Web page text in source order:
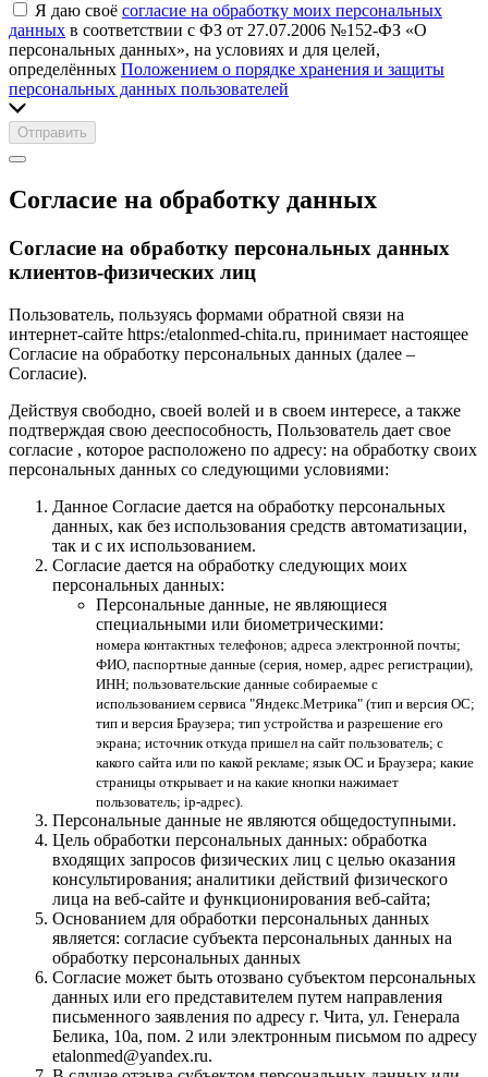
Я даю своё согласие на обработку моих персональных
данных в соответствии с ФЗ от 27.07.2006 №152-ФЗ «О
персональных данных», на условиях и для целей,
определённых Положением о порядке хранения и защиты
персональных данных пользователей
Отправить
Согласие на обработку данных
Согласие на обработку персональных данных
клиентов-физических лиц
Пользователь, пользуясь формами обратной связи на
интернет-сайте https:/etalonmed-chita.ru, принимает настоящее
Согласие на обработку персональных данных (далее –
Согласие).
Действуя свободно, своей волей и в своем интересе, а также
подтверждая свою дееспособность, Пользователь дает свое
согласие , которое расположено по адресу: на обработку своих
персональных данных со следующими условиями:
Данное Согласие дается на обработку персональных
данных, как без использования средств автоматизации,
так и с их использованием.
Согласие дается на обработку следующих моих
персональных данных:
Персональные данные, не являющиеся
специальными или биометрическими:
номера контактных телефонов; адреса электронной почты;
ФИО, паспортные данные (серия, номер, адрес регистрации),
ИНН; пользовательские данные собираемые с
использованием сервиса "Яндекс.Метрика" (тип и версия ОС;
тип и версия Браузера; тип устройства и разрешение его
экрана; источник откуда пришел на сайт пользователь; с
какого сайта или по какой рекламе; язык ОС и Браузера; какие
страницы открывает и на какие кнопки нажимает
пользователь; ip-адрес).
Персональные данные не являются общедоступными.
Цель обработки персональных данных: обработка
входящих запросов физических лиц с целью оказания
консультирования; аналитики действий физического
лица на веб-сайте и функционирования веб-сайта;
Основанием для обработки персональных данных
является: согласие субъекта персональных данных на
обработку персональных данных
Согласие может быть отозвано субъектом персональных
данных или его представителем путем направления
письменного заявления по адресу г. Чита, ул. Генерала
Белика, 10а, пом. 2 или электронным письмом по адресу
etalonmed@yandex.ru.